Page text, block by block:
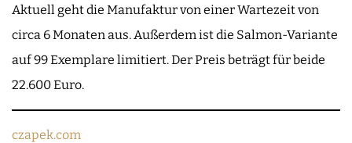
Aktuell geht die Manufaktur von einer Wartezeit von
circa 6 Monaten aus. Außerdem ist die Salmon-Variante
auf 99 Exemplare limitiert. Der Preis beträgt für beide
22.600 Euro.
czapek.com